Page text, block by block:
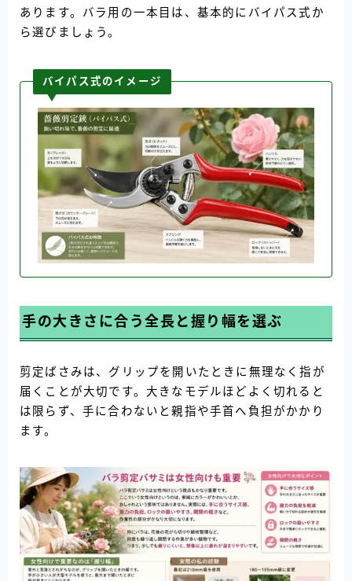
あります。バラ用の一本目は、基本的にバイパス式か
ら選びましょう。
バイパス式のイメージ
手の大きさに合う全長と握り幅を選ぶ
剪定ばさみは、グリップを開いたときに無理なく指が
届くことが大切です。大きなモデルほどよく切れると
は限らず、手に合わないと親指や手首へ負担がかかり
ます。